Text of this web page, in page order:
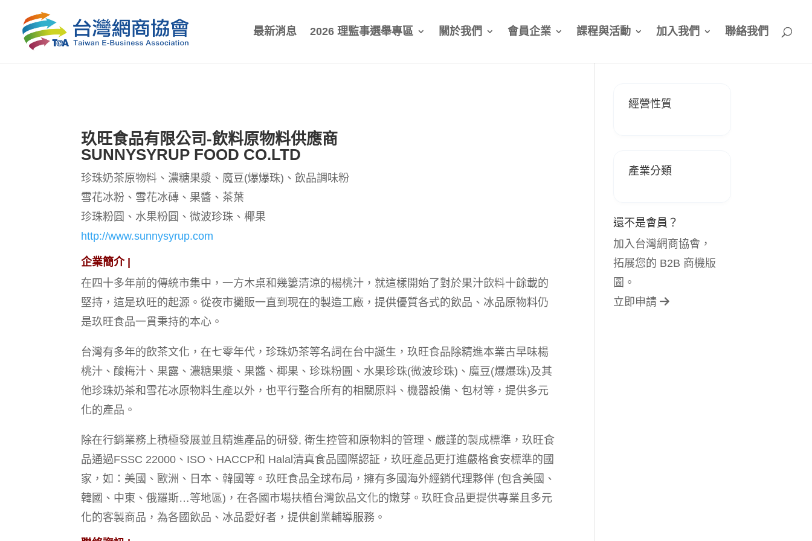
最新消息 2026 理監事選舉專區 關於我們 會員企業 課程與活動 加入我們 聯絡我們
玖旺食品有限公司-飲料原物料供應商
SUNNYSYRUP FOOD CO.LTD
珍珠奶茶原物料、濃糖果漿、魔豆(爆爆珠)、飲品調味粉
雪花冰粉、雪花冰磚、果醬、茶葉
珍珠粉圓、水果粉圓、微波珍珠、椰果
http://www.sunnysyrup.com
企業簡介 |
在四十多年前的傳統市集中，一方木桌和幾簍清涼的楊桃汁，就這樣開始了對於果汁飲料十餘載的
堅持，這是玖旺的起源。從夜市攤販一直到現在的製造工廠，提供優質各式的飲品、冰品原物料仍
是玖旺食品一貫秉持的本心。
台灣有多年的飲茶文化，在七零年代，珍珠奶茶等名詞在台中誕生，玖旺食品除精進本業古早味楊
桃汁、酸梅汁、果露、濃糖果漿、果醬、椰果、珍珠粉圓、水果珍珠(微波珍珠)、魔豆(爆爆珠)及其
他珍珠奶茶和雪花冰原物料生產以外，也平行整合所有的相關原料、機器設備、包材等，提供多元
化的產品。
除在行銷業務上積極發展並且精進產品的研發, 衛生控管和原物料的管理、嚴謹的製成標準，玖旺食
品通過FSSC 22000、ISO、HACCP和 Halal清真食品國際認証，玖旺產品更打進嚴格食安標準的國
家，如：美國、歐洲、日本、韓國等。玖旺食品全球布局，擁有多國海外經銷代理夥伴 (包含美國、
韓國、中東、俄羅斯…等地區)，在各國市場扶植台灣飲品文化的嫩芽。玖旺食品更提供專業且多元
化的客製商品，為各國飲品、冰品愛好者，提供創業輔導服務。
經營性質
產業分類
還不是會員？
加入台灣網商協會，
拓展您的 B2B 商機版
圖。
立即申請